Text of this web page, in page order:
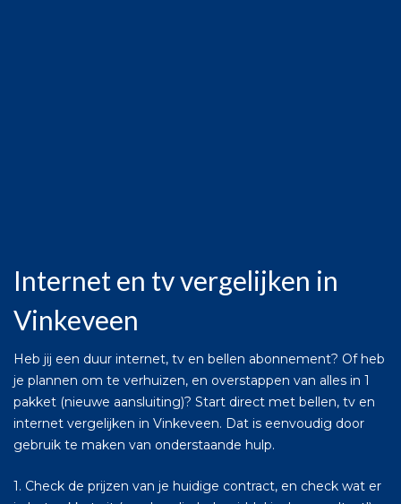
Internet en tv vergelijken in
Vinkeveen
Heb jij een duur internet, tv en bellen abonnement? Of heb
je plannen om te verhuizen, en overstappen van alles in 1
pakket (nieuwe aansluiting)? Start direct met bellen, tv en
internet vergelijken in Vinkeveen. Dat is eenvoudig door
gebruik te maken van onderstaande hulp.
1. Check de prijzen van je huidige contract, en check wat er